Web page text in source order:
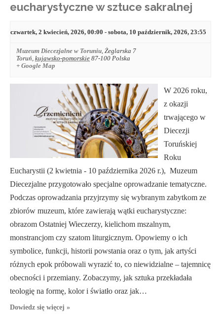
eucharystyczne w sztuce sakralnej
czwartek, 2 kwiecień, 2026, 00:00 - sobota, 10 październik, 2026, 23:55
Muzeum Diecezjalne w Toruniu, Żeglarska 7
Toruń, kujawsko-pomorskie 87-100 Polska
+ Google Map
W 2026 roku,
z okazji
trwającego w
Diecezji
Toruńskiej
Roku
Eucharystii (2 kwietnia - 10 października 2026 r.), Muzeum
Diecezjalne przygotowało specjalne oprowadzanie tematyczne.
Podczas oprowadzania przyjrzymy się wybranym zabytkom ze
zbiorów muzeum, które zawierają wątki eucharystyczne:
obrazom Ostatniej Wieczerzy, kielichom mszalnym,
monstrancjom czy szatom liturgicznym. Opowiemy o ich
symbolice, funkcji, historii powstania oraz o tym, jak artyści
różnych epok próbowali wyrazić to, co niewidzialne – tajemnicę
obecności i przemiany. Zobaczymy, jak sztuka przekładała
teologię na formę, kolor i światło oraz jak…
Dowiedz się więcej »